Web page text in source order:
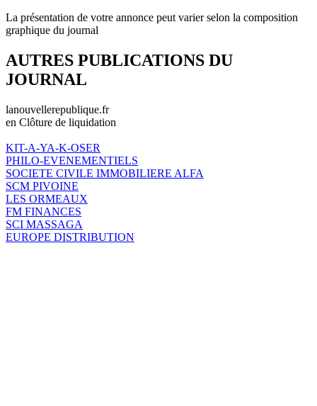
La présentation de votre annonce peut varier selon la composition
graphique du journal
AUTRES PUBLICATIONS DU
JOURNAL
lanouvellerepublique.fr
en Clôture de liquidation
KIT-A-YA-K-OSER
PHILO-EVENEMENTIELS
SOCIETE CIVILE IMMOBILIERE ALFA
SCM PIVOINE
LES ORMEAUX
FM FINANCES
SCI MASSAGA
EUROPE DISTRIBUTION